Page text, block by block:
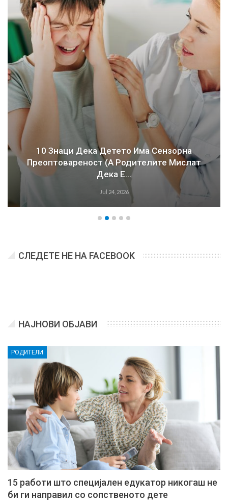
10 Знаци Дека Детето Има Сензорна
Преоптовареност (а Родителите Мислат
Дека Е…
Jul 24, 2026
СЛЕДЕТЕ НЕ НА FACEBOOK
НАЈНОВИ ОБЈАВИ
РОДИТЕЛИ
15 работи што специјален едукатор никогаш не
би ги направил со сопственото дете